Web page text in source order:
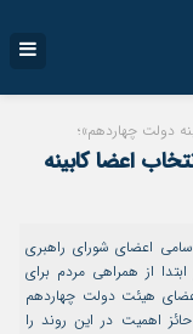
دولت چهاردهم»؛
اعضا کابینه
اعضای شورای راهبری
از همراهی مردم برای
هیئت دولت چهاردهم
اهمیت در این روند را